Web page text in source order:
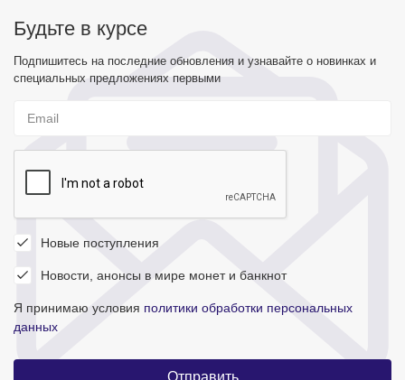
Будьте в курсе
Подпишитесь на последние обновления и узнавайте о новинках и
специальных предложениях первыми
Новые поступления
Новости, анонсы в мире монет и банкнот
Я принимаю условия политики обработки персональных
данных